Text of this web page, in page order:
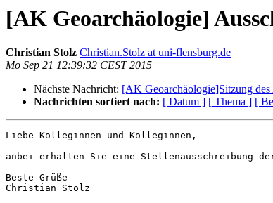
[AK Geoarchäologie]
Christian Stolz Christian.Stolz at uni-flensburg.de
Mo Sep 21 12:39:32 CEST 2015
Nächste Nachricht: [AK Geoarchäologie]Sitzung
Nachrichten sortiert nach: [ Datum ] [ Thema ] [
Liebe Kolleginnen und Kolleginnen,
anbei erhalten Sie eine Stellenausschreibung
Beste Grüße
Christian Stolz